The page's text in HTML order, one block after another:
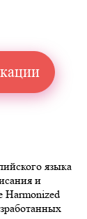
языка
и
Harmonized